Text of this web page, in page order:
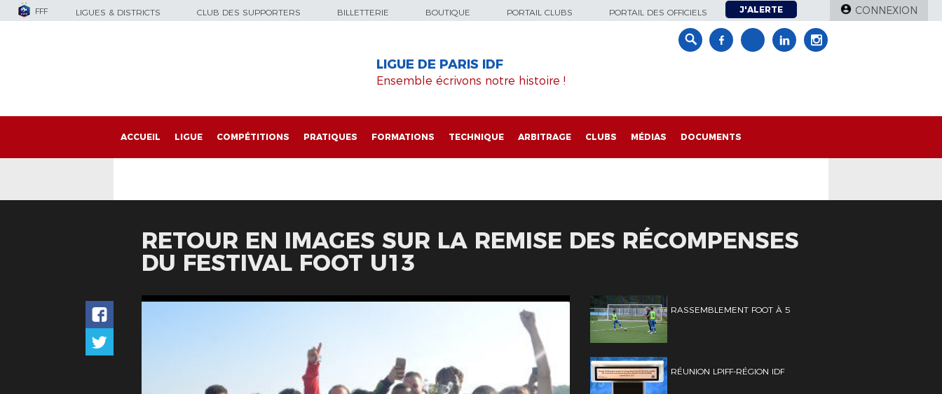
FFF LIGUES & DISTRICTS CLUB DES SUPPORTERS BILLETTERIE BOUTIQUE PORTAIL CLUBS PORTAIL DES OFFICIELS J'ALERTE CONNEXION
LIGUE DE PARIS IDF
Ensemble écrivons notre histoire !
ACCUEIL LIGUE COMPÉTITIONS PRATIQUES FORMATIONS TECHNIQUE ARBITRAGE CLUBS MÉDIAS DOCUMENTS
RETOUR EN IMAGES SUR LA REMISE DES RÉCOMPENSES
DU FESTIVAL FOOT U13
RASSEMBLEMENT FOOT À 5
RÉUNION LPIFF-RÉGION IDF